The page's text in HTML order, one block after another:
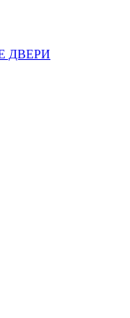
ДВЕРИ